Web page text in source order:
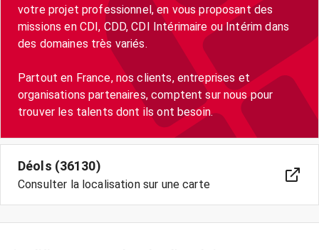
votre projet professionnel, en vous proposant des
missions en CDI, CDD, CDI Intérimaire ou Intérim dans
des domaines très variés.
Partout en France, nos clients, entreprises et
organisations partenaires, comptent sur nous pour
trouver les talents dont ils ont besoin.
Déols (36130)
Consulter la localisation sur une carte